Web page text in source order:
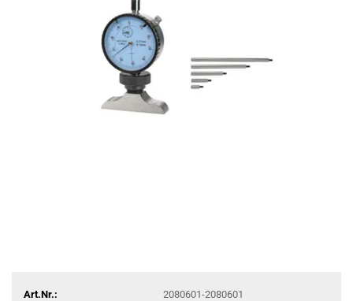
Art.Nr.:
2080601-2080601